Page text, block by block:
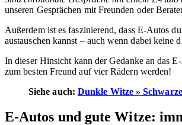
unseren Gesprächen mit Freunden oder
Außerdem ist es faszinierend, dass E-Autos
austauschen kannst – auch wenn dabei keine
In dieser Hinsicht kann der Gedanke an das
zum besten Freund auf vier Rädern werden!
Siehe auch: Dunkle Witze »
E-Autos und gute Witze: